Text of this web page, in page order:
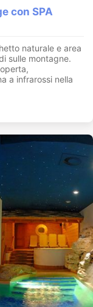
con SPA
naturale e area
sulle montagne.
a infrarossi nella